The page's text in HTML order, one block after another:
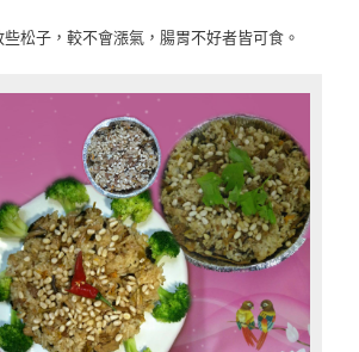
松子，較不會漲氣，腸胃不好者皆可食。